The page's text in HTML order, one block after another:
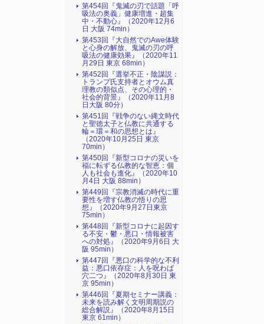
第454回『鬼滅の刃で話題「呼
吸法の奥義」健康増進・超集
中・不動心』（2020年12月6
日 大阪 74min）
第453回『大自然でのAwe体験
と心身の解放、鬼滅の刃の呼
吸法の健康効果』（2020年11
月29日 東京 68min）
第452回『選挙不正・陰謀説：
トランプ氏支持者とオウム真
理教の類似点、その心理的・
社会的背景』（2020年11月8
日大阪 80分）
第451回『戦争のない縄文時代
と聖徳太子と仏教に共通する
輪＝環＝和の思想とは』
（2020年10月25日 東京
70min）
第450回『新型コロナの災いを
福に転ずる仏教的な智恵：個
人も社会も進化』（2020年10
月4日 大阪 88min）
第449回『宗教消滅の時代に重
要性を増す仏教の悟りの思
想』（2020年9月27日東京
75min）
第448回『新型コロナに起因す
る不安・鬱・悪口・情報被害
への対処』（2020年9月6日 大
阪 95min）
第447回『悪口の科学的な不利
益：悪口依存症：人を呪わば
穴二つ』（2020年8月30日 東
京 95min）
第446回『夏期セミナー講義：
未来を読み解く文明周期説の
総合解説』（2020年8月15日
東京 61min）